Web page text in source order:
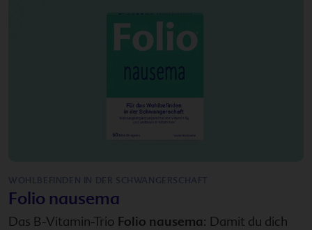
WOHLBEFINDEN IN DER SCHWANGERSCHAFT
Folio nausema
Das B-Vitamin-Trio Folio nausema: Damit du dich